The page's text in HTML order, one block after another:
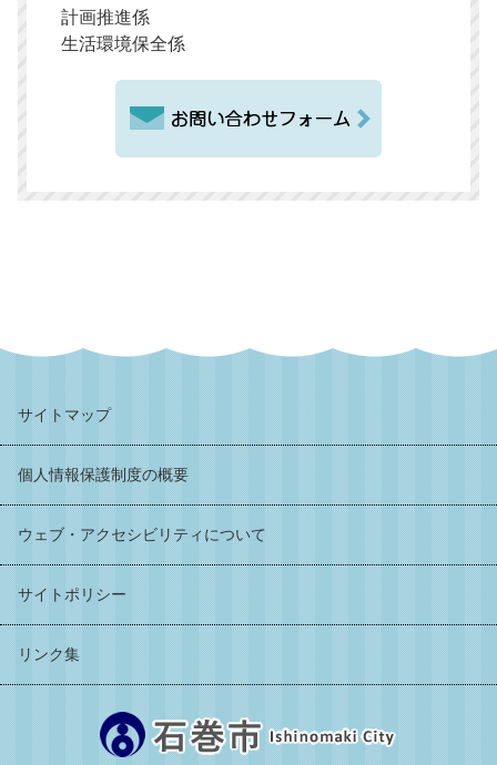
計画推進係
生活環境保全係
サイトマップ
個人情報保護制度の概要
ウェブ・アクセシビリティについて
サイトポリシー
リンク集